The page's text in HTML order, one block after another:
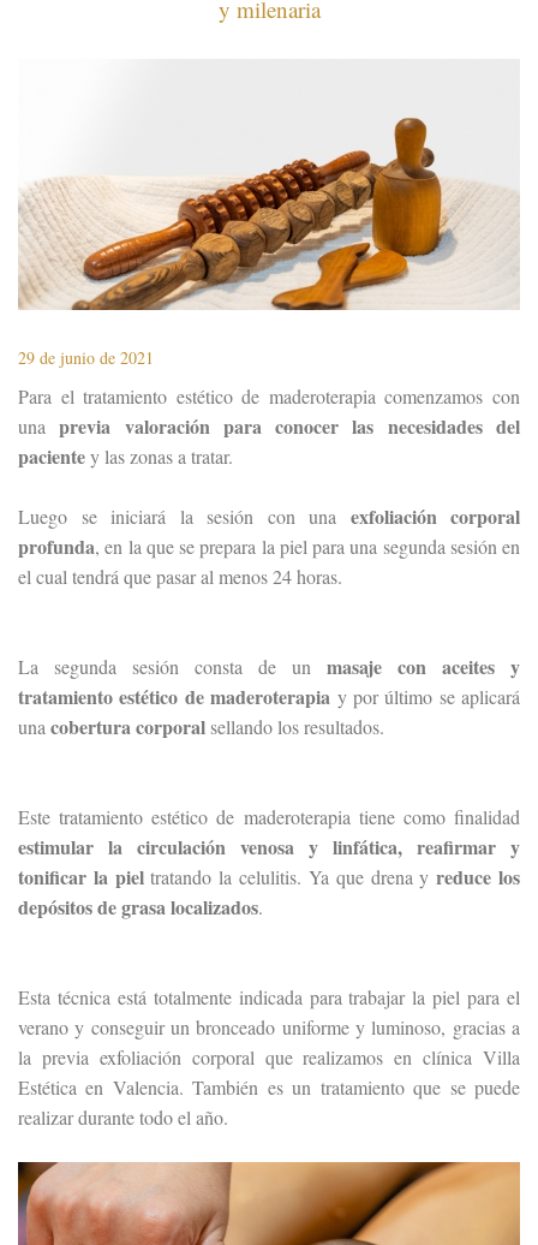
y milenaria
29 de junio de 2021
Para el tratamiento estético de maderoterapia comenzamos con
unaprevia valoración para conocer las necesidades del
pacientey las zonas a tratar.
Luego se iniciará la sesión con una exfoliación corporal
profunda, en la que se prepara la piel para una segunda sesión en
el cual tendrá que pasar al menos 24 horas.
La segunda sesión consta de un masaje con aceites y
tratamiento estético de maderoterapia y por último se aplicará
una cobertura corporal sellando los resultados.
Este tratamiento estético de maderoterapia tiene como finalidad
estimular la circulación venosa y linfática, reafirmar y
tonificar la pieltratando la celulitis. Ya que drena yreduce los
depósitos de grasa localizados.
Esta técnica está totalmente indicada para trabajar la piel para el
verano y conseguir un bronceado uniforme y luminoso, gracias a
la previa exfoliación corporal que realizamos en clínica Villa
Estética en Valencia. También es un tratamiento que se puede
realizar durante todo el año.